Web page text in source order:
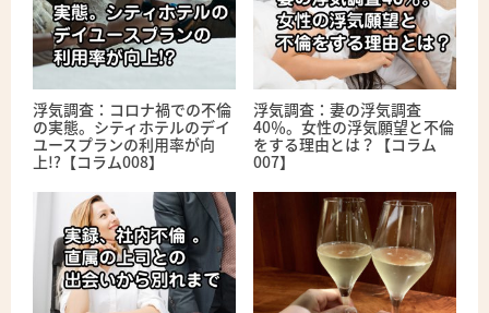
浮気調査：コロナ禍での不倫
の実態。シティホテルのデイ
ユースプランの利用率が向
上!?【コラム008】
浮気調査：妻の浮気調査
40％。女性の浮気願望と不倫
をする理由とは？【コラム
007】